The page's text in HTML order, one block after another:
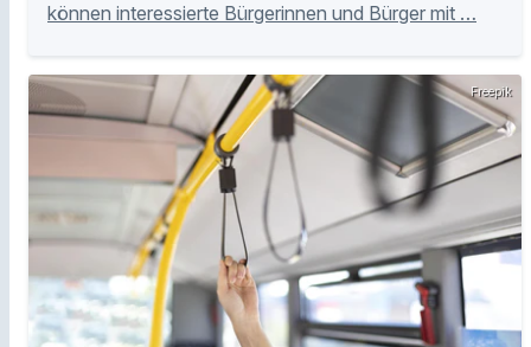
können interessierte Bürgerinnen und Bürger mit …
Freepik